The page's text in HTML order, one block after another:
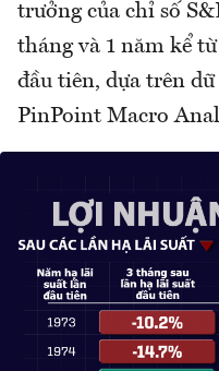
trưởng của chỉ số
tháng và 1 năm kể
đầu tiên, dựa trên
PinPoint Macro